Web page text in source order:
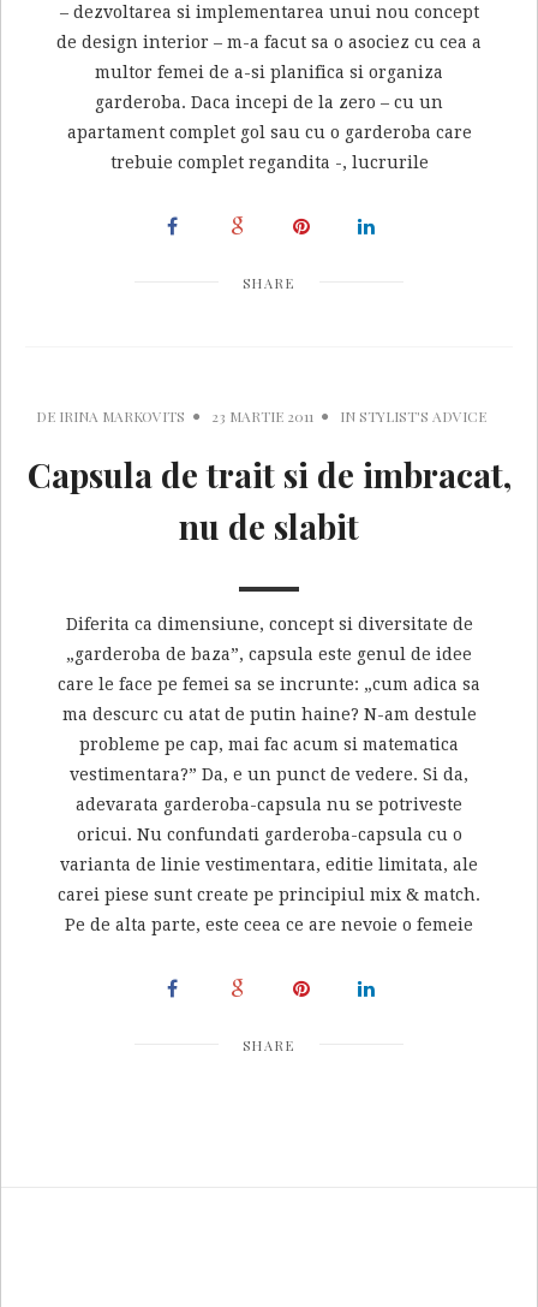
– dezvoltarea si implementarea unui nou concept
de design interior – m-a facut sa o asociez cu cea a
multor femei de a-si planifica si organiza
garderoba. Daca incepi de la zero – cu un
apartament complet gol sau cu o garderoba care
trebuie complet regandita -, lucrurile
SHARE
DE IRINA MARKOVITS 23 MARTIE 2011 IN STYLIST'S ADVICE
Capsula de trait si de imbracat,
nu de slabit
Diferita ca dimensiune, concept si diversitate de
„garderoba de baza”, capsula este genul de idee
care le face pe femei sa se incrunte: „cum adica sa
ma descurc cu atat de putin haine? N-am destule
probleme pe cap, mai fac acum si matematica
vestimentara?” Da, e un punct de vedere. Si da,
adevarata garderoba-capsula nu se potriveste
oricui. Nu confundati garderoba-capsula cu o
varianta de linie vestimentara, editie limitata, ale
carei piese sunt create pe principiul mix & match.
Pe de alta parte, este ceea ce are nevoie o femeie
SHARE